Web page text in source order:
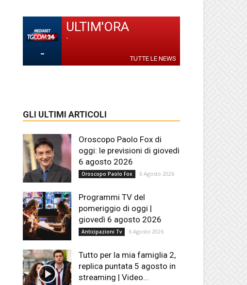
-
ULTIM'ORA
-
TUTTE LE NEWS
GLI ULTIMI ARTICOLI
Oroscopo Paolo Fox di
oggi: le previsioni di giovedì
6 agosto 2026
Oroscopo Paolo Fox 6 Agosto 2026
Programmi TV del
pomeriggio di oggi |
giovedì 6 agosto 2026
Anticipazioni Tv 6 Agosto 2026
Tutto per la mia famiglia 2,
replica puntata 5 agosto in
streaming | Video...